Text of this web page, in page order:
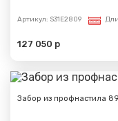
Артикул: S31E2809
127 050 р
Забор из профнастила